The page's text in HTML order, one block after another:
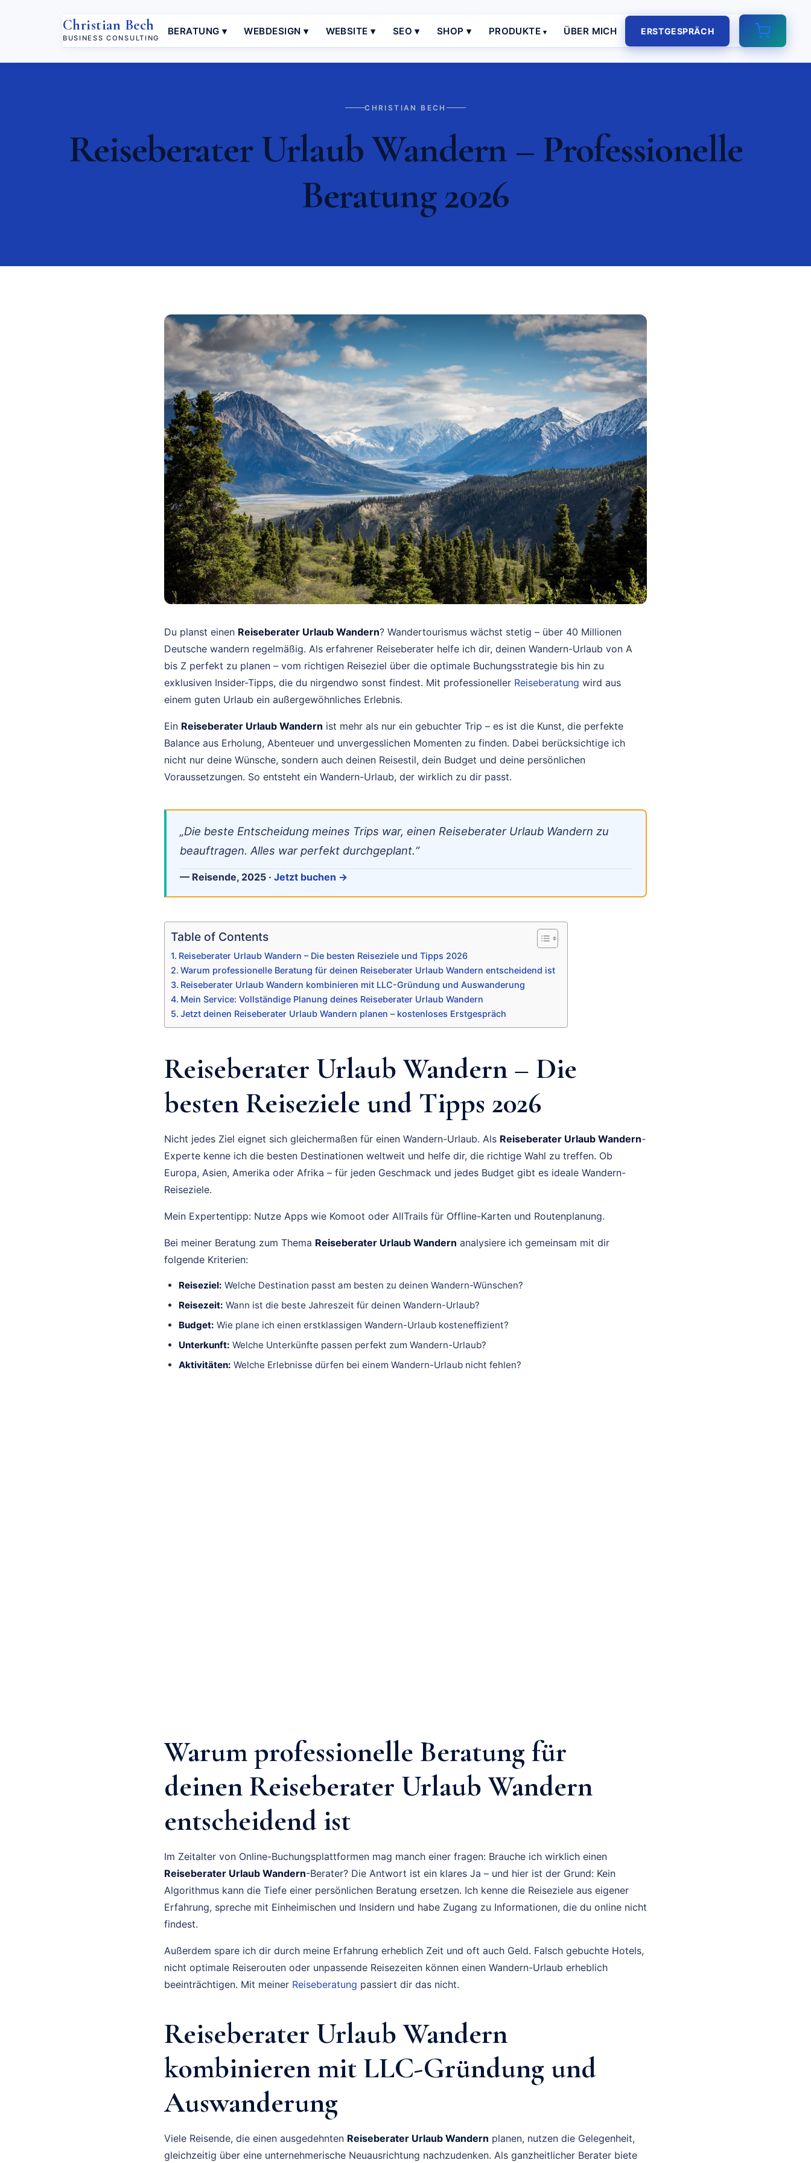
Christian Bech
BUSINESS CONSULTING
BERATUNG ▾ WEBDESIGN ▾ WEBSITE ▾ SEO ▾ SHOP ▾ PRODUKTE ÜBER MICH ERSTGESPRÄCH
CHRISTIAN BECH
Reiseberater Urlaub Wandern – Professionelle
Beratung 2026
Du planst einen Reiseberater Urlaub Wandern? Wandertourismus wächst stetig – über 40 Millionen
Deutsche wandern regelmäßig. Als erfahrener Reiseberater helfe ich dir, deinen Wandern-Urlaub von A
bis Z perfekt zu planen – vom richtigen Reiseziel über die optimale Buchungsstrategie bis hin zu
exklusiven Insider-Tipps, die du nirgendwo sonst findest. Mit professioneller Reiseberatung wird aus
einem guten Urlaub ein außergewöhnliches Erlebnis.
Ein Reiseberater Urlaub Wandern ist mehr als nur ein gebuchter Trip – es ist die Kunst, die perfekte
Balance aus Erholung, Abenteuer und unvergesslichen Momenten zu finden. Dabei berücksichtige ich
nicht nur deine Wünsche, sondern auch deinen Reisestil, dein Budget und deine persönlichen
Voraussetzungen. So entsteht ein Wandern-Urlaub, der wirklich zu dir passt.
„Die beste Entscheidung meines Trips war, einen Reiseberater Urlaub Wandern zu
beauftragen. Alles war perfekt durchgeplant.“
— Reisende, 2025 · Jetzt buchen →
Table of Contents
Reiseberater Urlaub Wandern – Die besten Reiseziele und Tipps 2026
Warum professionelle Beratung für deinen Reiseberater Urlaub Wandern entscheidend ist
Reiseberater Urlaub Wandern kombinieren mit LLC-Gründung und Auswanderung
Mein Service: Vollständige Planung deines Reiseberater Urlaub Wandern
Jetzt deinen Reiseberater Urlaub Wandern planen – kostenloses Erstgespräch
Reiseberater Urlaub Wandern – Die
besten Reiseziele und Tipps 2026
Nicht jedes Ziel eignet sich gleichermaßen für einen Wandern-Urlaub. Als Reiseberater Urlaub Wandern-
Experte kenne ich die besten Destinationen weltweit und helfe dir, die richtige Wahl zu treffen. Ob
Europa, Asien, Amerika oder Afrika – für jeden Geschmack und jedes Budget gibt es ideale Wandern-
Reiseziele.
Mein Expertentipp: Nutze Apps wie Komoot oder AllTrails für Offline-Karten und Routenplanung.
Bei meiner Beratung zum Thema Reiseberater Urlaub Wandern analysiere ich gemeinsam mit dir
folgende Kriterien:
Reiseziel: Welche Destination passt am besten zu deinen Wandern-Wünschen?
Reisezeit: Wann ist die beste Jahreszeit für deinen Wandern-Urlaub?
Budget: Wie plane ich einen erstklassigen Wandern-Urlaub kosteneffizient?
Unterkunft: Welche Unterkünfte passen perfekt zum Wandern-Urlaub?
Aktivitäten: Welche Erlebnisse dürfen bei einem Wandern-Urlaub nicht fehlen?
Warum professionelle Beratung für
deinen Reiseberater Urlaub Wandern
entscheidend ist
Im Zeitalter von Online-Buchungsplattformen mag manch einer fragen: Brauche ich wirklich einen
Reiseberater Urlaub Wandern-Berater? Die Antwort ist ein klares Ja – und hier ist der Grund: Kein
Algorithmus kann die Tiefe einer persönlichen Beratung ersetzen. Ich kenne die Reiseziele aus eigener
Erfahrung, spreche mit Einheimischen und Insidern und habe Zugang zu Informationen, die du online nicht
findest.
Außerdem spare ich dir durch meine Erfahrung erheblich Zeit und oft auch Geld. Falsch gebuchte Hotels,
nicht optimale Reiserouten oder unpassende Reisezeiten können einen Wandern-Urlaub erheblich
beeinträchtigen. Mit meiner Reiseberatung passiert dir das nicht.
Reiseberater Urlaub Wandern
kombinieren mit LLC-Gründung und
Auswanderung
Viele Reisende, die einen ausgedehnten Reiseberater Urlaub Wandern planen, nutzen die Gelegenheit,
gleichzeitig über eine unternehmerische Neuausrichtung nachzudenken. Als ganzheitlicher Berater biete